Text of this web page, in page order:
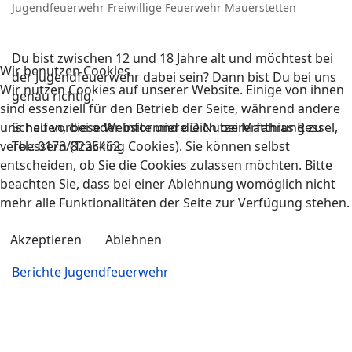
Jugendfeuerwehr Freiwillige Feuerwehr Mauerstetten
Du bist zwischen 12 und 18 Jahre alt und möchtest bei
der Jugendfeuerwehr dabei sein? Dann bist Du bei uns
genau richtig.
Schau vorbei oder informiere Dich bei Matthias Ressel,
Tel.: 0173/8225462
Berichte Jugendfeuerwehr
Wir benutzen Cookies
Wir nutzen Cookies auf unserer Website. Einige von ihnen
sind essenziell für den Betrieb der Seite, während andere
uns helfen, diese Website und die Nutzererfahrung zu
verbessern (Tracking Cookies). Sie können selbst
entscheiden, ob Sie die Cookies zulassen möchten. Bitte
beachten Sie, dass bei einer Ablehnung womöglich nicht
mehr alle Funktionalitäten der Seite zur Verfügung stehen.
Akzeptieren Ablehnen